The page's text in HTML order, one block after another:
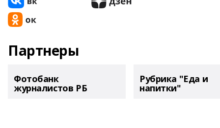
Партнеры
Фотобанк
журналистов РБ
Рубрика "Еда и
напитки"